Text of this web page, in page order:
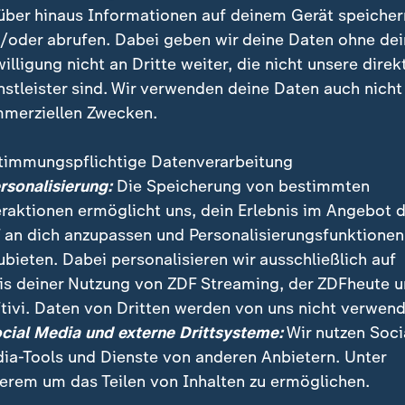
Einsatzort geeilt
hatten sich die Explosionen kurz nach
"Kyiv Independent" zitierte eine Mitteilung der
wonach die Sicherheitskräfte zunächst wegen
geeilt seien.
sei die erste Explosion ausgelöst worden -
Verstärkung eintraf. Nicht alle Beamten hätten
demnach mit. Bürgermeister Sadowyj
getöteten Polizistin.
ereigneten sich die Explosionen in der
auch Fenster in der Umgebung.
hinaus Informationen auf deinem Gerät
oder abrufen. Dabei geben wir deine Daten ohne
nicht an Dritte weiter, die nicht unsere
sind. Wir verwenden deine Daten auch nicht
Zwecken.
Datenverarbeitung
Die Speicherung von bestimmten
ermöglicht uns, dein Erlebnis im Angebot
an dich anzupassen und Personalisierungsfunktionen
Dabei personalisieren wir ausschließlich auf
deiner Nutzung von ZDF Streaming, der ZDFheute
Daten von Dritten werden von uns nicht
Media und externe Drittsysteme:Wir nutzen
Tools und Dienste von anderen Anbietern. Unter
um das Teilen von Inhalten zu ermöglichen.